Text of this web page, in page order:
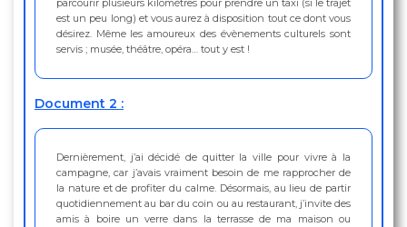
parcourir plusieurs kilomètres pour prendre un taxi (si le trajet
est un peu long) et vous aurez à disposition tout ce dont vous
désirez. Même les amoureux des évènements culturels sont
servis ; musée, théâtre, opéra… tout y est !
Document 2 :
Dernièrement, j’ai décidé de quitter la ville pour vivre à la
campagne, car j’avais vraiment besoin de me rapprocher de
la nature et de profiter du calme. Désormais, au lieu de partir
quotidiennement au bar du coin ou au restaurant, j’invite des
amis à boire un verre dans la terrasse de ma maison ou